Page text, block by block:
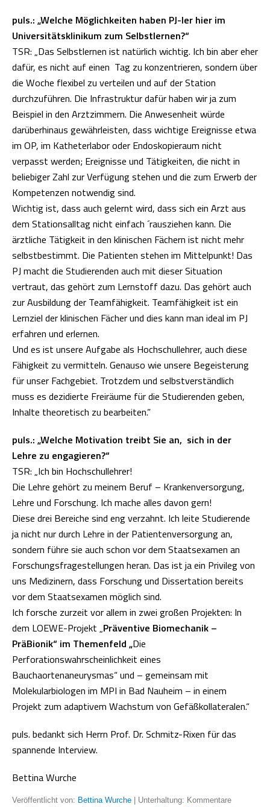
puls.: „Welche Möglichkeiten haben PJ-ler hier im
Universitätsklinikum zum Selbstlernen?“
TSR: „Das Selbstlernen ist natürlich wichtig. Ich bin aber eher
dafür, es nicht auf einen Tag zu konzentrieren, sondern über
die Woche flexibel zu verteilen und auf der Station
durchzuführen. Die Infrastruktur dafür haben wir ja zum
Beispiel in den Arztzimmern. Die Anwesenheit würde
darüberhinaus gewährleisten, dass wichtige Ereignisse etwa
im OP, im Katheterlabor oder Endoskopieraum nicht
verpasst werden; Ereignisse und Tätigkeiten, die nicht in
beliebiger Zahl zur Verfügung stehen und die zum Erwerb der
Kompetenzen notwendig sind.
Wichtig ist, dass auch gelernt wird, dass sich ein Arzt aus
dem Stationsalltag nicht einfach ´rausziehen kann. Die
ärztliche Tätigkeit in den klinischen Fächern ist nicht mehr
selbstbestimmt. Die Patienten stehen im Mittelpunkt! Das
PJ macht die Studierenden auch mit dieser Situation
vertraut, das gehört zum Lernstoff dazu. Das gehört auch
zur Ausbildung der Teamfähigkeit. Teamfähigkeit ist ein
Lernziel der klinischen Fächer und dies kann man ideal im PJ
erfahren und erlernen.
Und es ist unsere Aufgabe als Hochschullehrer, auch diese
Fähigkeit zu vermitteln. Genauso wie unsere Begeisterung
für unser Fachgebiet. Trotzdem und selbstverständlich
muss es dezidierte Freiräume für die Studierenden geben,
Inhalte theoretisch zu bearbeiten.”
puls.: „Welche Motivation treibt Sie an, sich in der
Lehre zu engagieren?“
TSR: „Ich bin Hochschullehrer!
Die Lehre gehört zu meinem Beruf – Krankenversorgung,
Lehre und Forschung. Ich mache alles davon gern!
Diese drei Bereiche sind eng verzahnt. Ich leite Studierende
ja nicht nur durch Lehre in der Patientenversorgung an,
sondern führe sie auch schon vor dem Staatsexamen an
Forschungsfragestellungen heran. Das ist ja ein Privileg von
uns Medizinern, dass Forschung und Dissertation bereits
vor dem Staatsexamen möglich sind.
Ich forsche zurzeit vor allem in zwei großen Projekten: In
dem LOEWE-Projekt „Präventive Biomechanik –
PräBionik“ im Themenfeld „Die
Perforationswahrscheinlichkeit eines
Bauchaortenaneurysmas“ und – gemeinsam mit
Molekularbiologen im MPI in Bad Nauheim – in einem
Projekt zum adaptivem Wachstum von Gefäßkollateralen.“
puls. bedankt sich Herrn Prof. Dr. Schmitz-Rixen für das
spannende Interview.
Bettina Wurche
Veröffentlicht von: Bettina Wurche | Unterhaltung: Kommentare